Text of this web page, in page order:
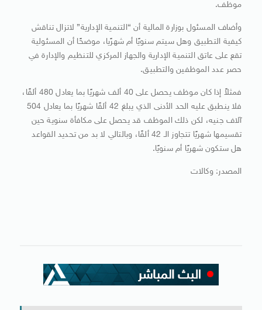
موظف.
وأضاف المسئول بوزارة المالية أن “التنمية الإدارية” لاتزال تناقش
كيفية التطبيق وهل سيتم سنويًا أم شهرًيا، موضحًا أن المسئولية
تقع على عاتق التنمية الإدارية والجهاز المركزي للتنظيم والإدارة في
حصر عدد الموظفين والتطبيق.
فمثلاً إذا كان موظف يحصل على 40 ألف شهريًا بما يعادل 480 ألفًا،
فلا ينطبق عليه الحد الأدنى الذي يبلغ 42 ألفًا شهريًا بما يعادل 504
آلاف جنيه، لكن ذلك الموظف قد يحصل على مكافأة سنوية حين
تقسيمها شهريًا تتجاوز الـ 42 ألفًا، وبالتالي لا بد من تحديد القواعد
هل ستكون شهريًا أم سنويًا.
المصدر: وكالات